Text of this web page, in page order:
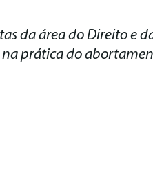
da área do Direito e
prática do